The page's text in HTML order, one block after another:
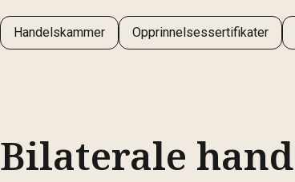
Handelskammer Opprinnelsessertifikater
Bilaterale